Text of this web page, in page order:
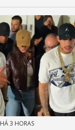
HÁ 3 HORAS